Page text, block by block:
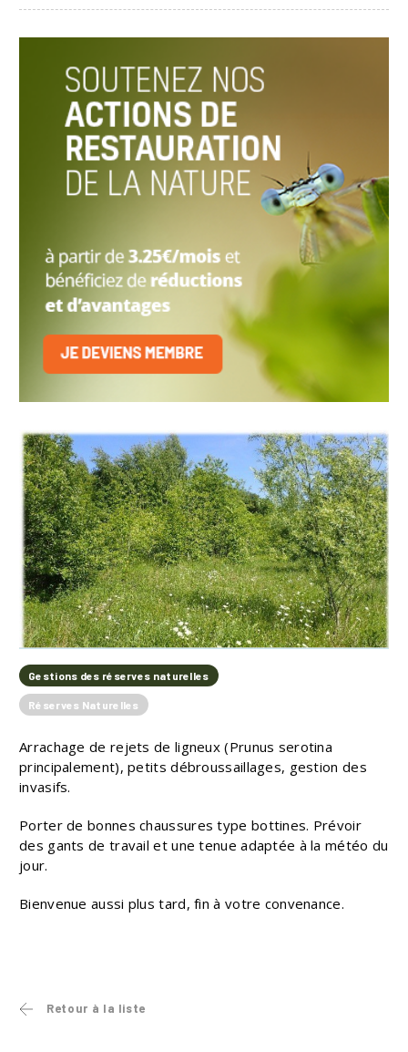
Gestions des réserves naturelles
Réserves Naturelles
Arrachage de rejets de ligneux (Prunus serotina
principalement), petits débroussaillages, gestion des
invasifs.
Porter de bonnes chaussures type bottines. Prévoir
des gants de travail et une tenue adaptée à la météo du
jour.
Bienvenue aussi plus tard, fin à votre convenance.
Retour à la liste